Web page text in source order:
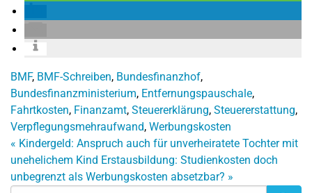
BMF, BMF-Schreiben, Bundesfinanzhof,
Bundesfinanzministerium, Entfernungspauschale,
Fahrtkosten, Finanzamt, Steuererklärung, Steuererstattung,
Verpflegungsmehraufwand, Werbungskosten
« Kindergeld: Anspruch auch für unverheiratete Tochter mit
unehelichem Kind Erstausbildung: Studienkosten doch
unbegrenzt als Werbungskosten absetzbar? »